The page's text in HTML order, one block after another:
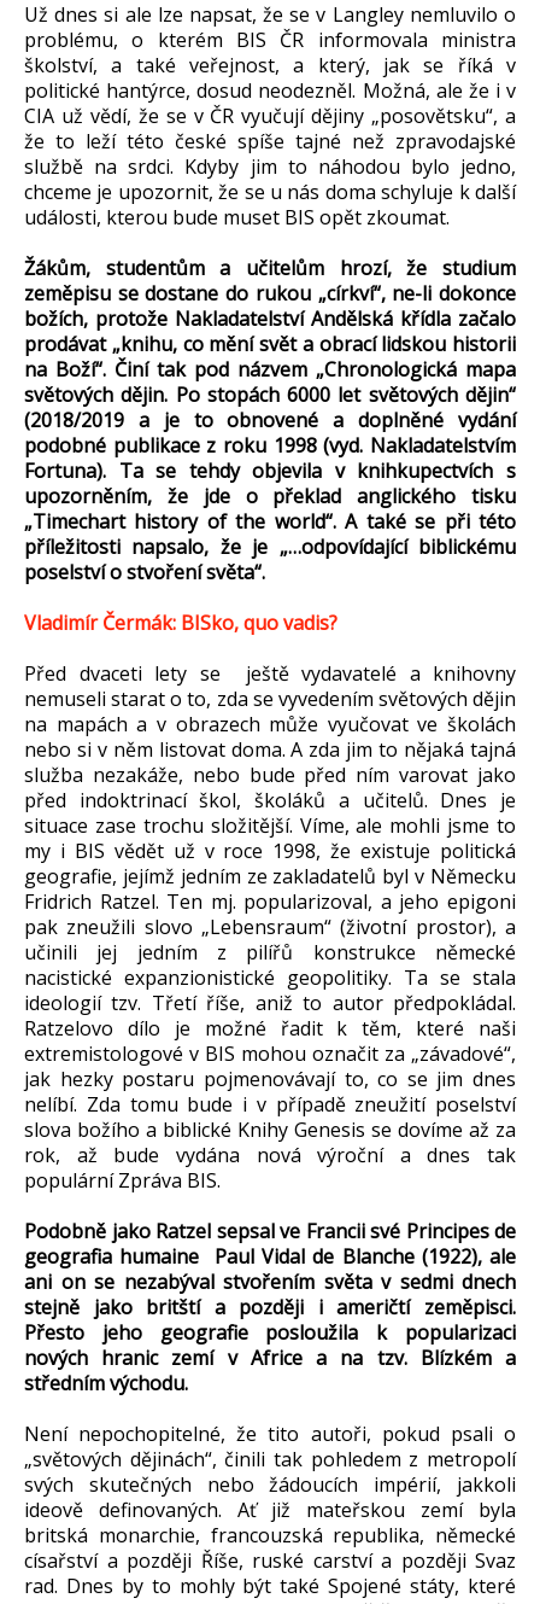
Už dnes si ale lze napsat, že se v Langley nemluvilo o
problému, o kterém BIS ČR informovala ministra
školství, a také veřejnost, a který, jak se říká v
politické hantýrce, dosud neodezněl. Možná, ale že i v
CIA už vědí, že se v ČR vyučují dějiny „posovětsku“, a
že to leží této české spíše tajné než zpravodajské
službě na srdci. Kdyby jim to náhodou bylo jedno,
chceme je upozornit, že se u nás doma schyluje k další
události, kterou bude muset BIS opět zkoumat.
Žákům, studentům a učitelům hrozí, že studium
zeměpisu se dostane do rukou „církví“, ne-li dokonce
božích, protože Nakladatelství Andělská křídla začalo
prodávat „knihu, co mění svět a obrací lidskou historii
na Boží“. Činí tak pod názvem „Chronologická mapa
světových dějin. Po stopách 6000 let světových dějin“
(2018/2019 a je to obnovené a doplněné vydání
podobné publikace z roku 1998 (vyd. Nakladatelstvím
Fortuna). Ta se tehdy objevila v knihkupectvích s
upozorněním, že jde o překlad anglického tisku
„Timechart history of the world“. A také se při této
příležitosti napsalo, že je „…odpovídající biblickému
poselství o stvoření světa“.
Vladimír Čermák: BISko, quo vadis?
Před dvaceti lety se ještě vydavatelé a knihovny
nemuseli starat o to, zda se vyvedením světových dějin
na mapách a v obrazech může vyučovat ve školách
nebo si v něm listovat doma. A zda jim to nějaká tajná
služba nezakáže, nebo bude před ním varovat jako
před indoktrinací škol, školáků a učitelů. Dnes je
situace zase trochu složitější. Víme, ale mohli jsme to
my i BIS vědět už v roce 1998, že existuje politická
geografie, jejímž jedním ze zakladatelů byl v Německu
Fridrich Ratzel. Ten mj. popularizoval, a jeho epigoni
pak zneužili slovo „Lebensraum“ (životní prostor), a
učinili jej jedním z pilířů konstrukce německé
nacistické expanzionistické geopolitiky. Ta se stala
ideologií tzv. Třetí říše, aniž to autor předpokládal.
Ratzelovo dílo je možné řadit k těm, které naši
extremistologové v BIS mohou označit za „závadové“,
jak hezky postaru pojmenovávají to, co se jim dnes
nelíbí. Zda tomu bude i v případě zneužití poselství
slova božího a biblické Knihy Genesis se dovíme až za
rok, až bude vydána nová výroční a dnes tak
populární Zpráva BIS.
Podobně jako Ratzel sepsal ve Francii své Principes de
geografia humaine Paul Vidal de Blanche (1922), ale
ani on se nezabýval stvořením světa v sedmi dnech
stejně jako britští a později i američtí zeměpisci.
Přesto jeho geografie posloužila k popularizaci
nových hranic zemí v Africe a na tzv. Blízkém a
středním východu.
Není nepochopitelné, že tito autoři, pokud psali o
„světových dějinách“, činili tak pohledem z metropolí
svých skutečných nebo žádoucích impérií, jakkoli
ideově definovaných. Ať již mateřskou zemí byla
britská monarchie, francouzská republika, německé
císařství a později Říše, ruské carství a později Svaz
rad. Dnes by to mohly být také Spojené státy, které